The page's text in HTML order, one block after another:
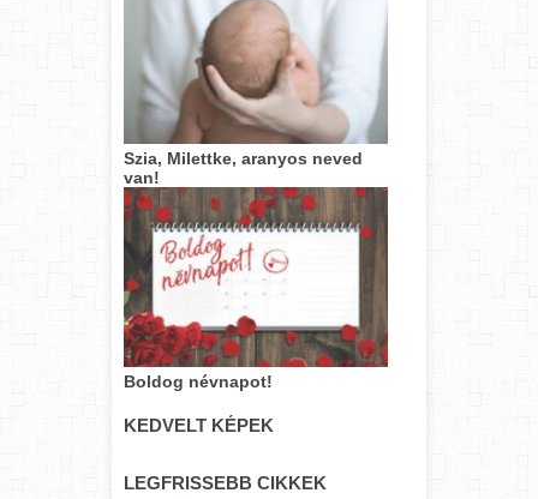
Szia, Milettke, aranyos neved
van!
Boldog névnapot!
KEDVELT KÉPEK
LEGFRISSEBB CIKKEK